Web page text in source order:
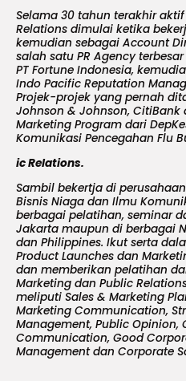
Selama 30 tahun terakhir
Relations dimulai ketika
kemudian sebagai Account
salah satu PR Agency
PT Fortune Indonesia,
Indo Pacific Reputation
Projek-projek yang pernah
Johnson & Johnson, CitiBank
Marketing Program dari
Komunikasi Pencegahan Flu
ic Relations.
Sambil bekertja di
Bisnis Niaga dan Ilmu
berbagai pelatihan, seminar
Jakarta maupun di berbagai
dan Philippines. Ikut serta
Product Launches dan
dan memberikan pelatihan
Marketing dan Public
meliputi Sales & Marketing
Marketing Communication,
Management, Public Opinion,
Communication, Good
Management dan Corporate